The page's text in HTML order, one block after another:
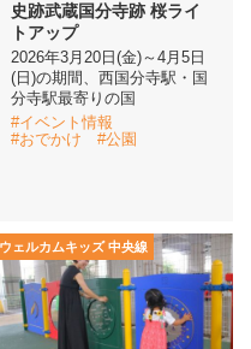
史跡武蔵国分寺跡 桜ライ
トアップ
2026年3月20日(金)～4月5日
(日)の期間、西国分寺駅・国
分寺駅最寄りの国
#イベント情報
#おでかけ
#公園
ウェルカムキッズ 中央線